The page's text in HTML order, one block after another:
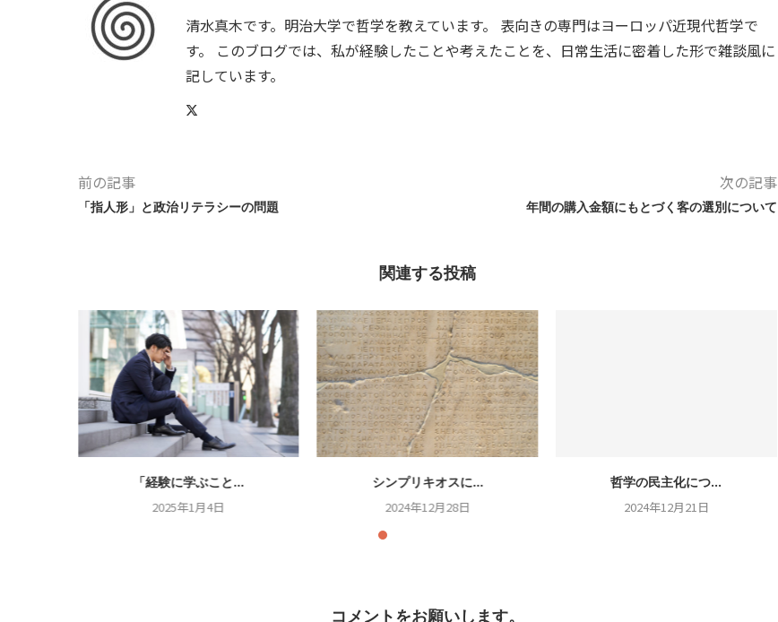
清水真木です。明治大学で哲学を教えています。 表向きの専門はヨーロッパ近現代哲学で
す。 このブログでは、私が経験したことや考えたことを、日常生活に密着した形で雑談風に
記しています。
前の記事
「指人形」と政治リテラシーの問題
次の記事
年間の購入金額にもとづく客の選別について
関連する投稿
「経験に学ぶこと...
2025年1月4日
シンプリキオスに...
2024年12月28日
哲学の民主化につ...
2024年12月21日
コメントをお願いします。